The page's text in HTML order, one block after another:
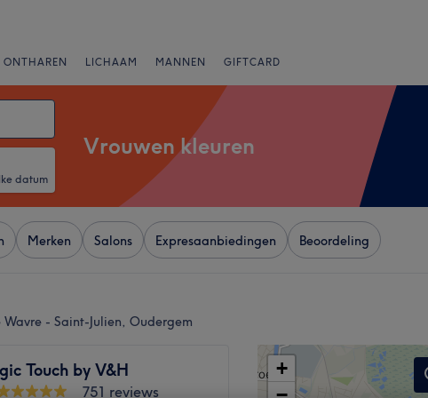
ONTHAREN LICHAAM MANNEN GIFTCARD
datum
Vrouwen kleuren
Merken Salons Expresaanbiedingen Beoordeling
- Saint-Julien, Oudergem
Touch by V&H
751 reviews
+